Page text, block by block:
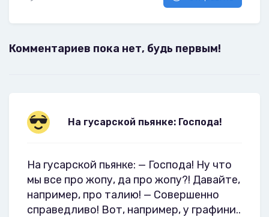
Комментариев пока нет, будь первым!
На гусарской пьянке: Господа!
На гусарской пьянке: — Господа! Ну что
мы все про жопу, да про жопу?! Давайте,
например, про талию! — Совершенно
справедливо! Вот, например, у графини..